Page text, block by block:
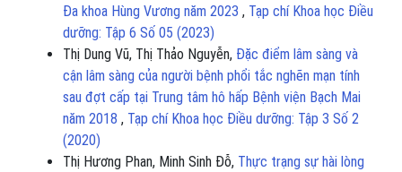
Đa khoa Hùng Vương năm 2023 , Tạp chí Khoa học Điều
dưỡng: Tập 6 Số 05 (2023)
Thị Dung Vũ, Thị Thảo Nguyễn, Đặc điểm lâm sàng và
cận lâm sàng của người bệnh phổi tắc nghẽn mạn tính
sau đợt cấp tại Trung tâm hô hấp Bệnh viện Bạch Mai
năm 2018 , Tạp chí Khoa học Điều dưỡng: Tập 3 Số 2
(2020)
Thị Hương Phan, Minh Sinh Đỗ, Thực trạng sự hài lòng